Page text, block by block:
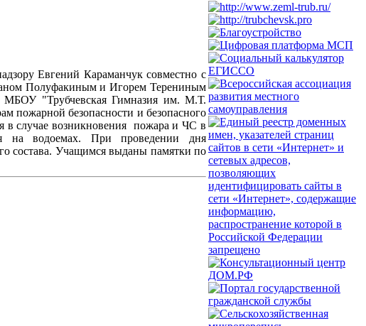
Евгений Караманчук совместно с
Полуфакиным и Игорем Терениным
МБОУ "Трубчевская Гимназия им. М.Т.
пожарной безопасности и безопасного
в случае возникновения пожара и ЧС в
на водоемах. При проведении дня
состава. Учащимся выданы памятки по